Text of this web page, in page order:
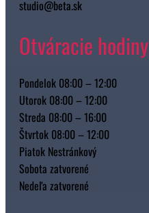
studio@beta.sk
Otváracie hodiny
Pondelok 08:00 – 12:00
Utorok 08:00 – 12:00
Streda 08:00 – 16:00
Štvrtok 08:00 – 12:00
Piatok Nestránkový
Sobota zatvorené
Nedeľa zatvorené